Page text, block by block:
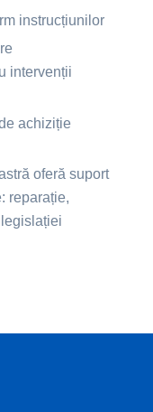
instrucțiunilor
intervenții
achiziție
oferă suport
reparație,